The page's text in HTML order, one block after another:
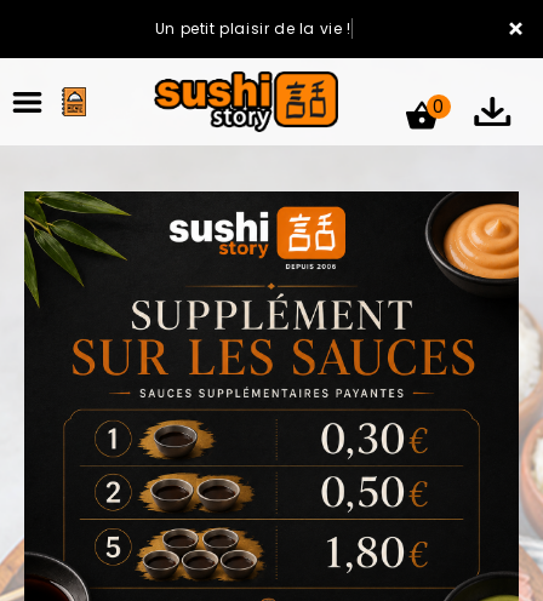
×
Un petit plaisir de la vie !
ACCUEIL
LA CARTE
VOTRE COMPTE
NOTRE RESTAURANT
VOS AVIS
0